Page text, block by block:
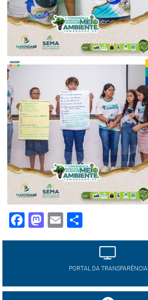
Facebook
Mastodon
Email
PORTAL DA TRANSPARÊNCIA